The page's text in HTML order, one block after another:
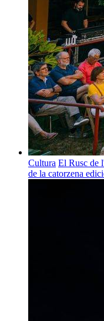
Cultura El Rusc de
de la catorzena